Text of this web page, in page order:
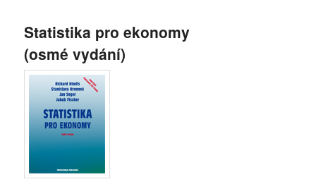
Statistika pro ekonomy
(osmé vydání)